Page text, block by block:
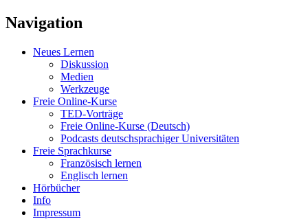
Navigation
Neues Lernen
Diskussion
Medien
Werkzeuge
Freie Online-Kurse
TED-Vorträge
Freie Online-Kurse (Deutsch)
Podcasts deutschsprachiger Universitäten
Freie Sprachkurse
Französisch lernen
Englisch lernen
Hörbücher
Info
Impressum